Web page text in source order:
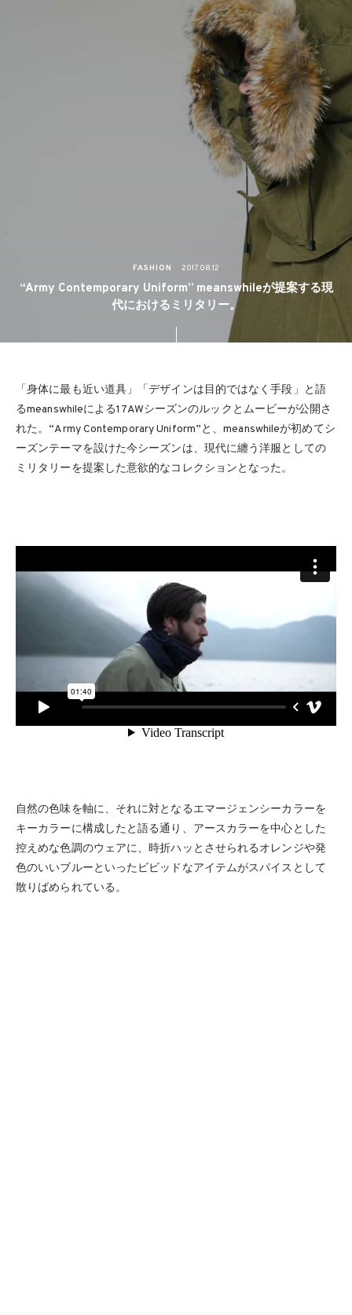
FASHION 2017.08.12
“Army Contemporary Uniform” meanswhileが提案する現
代におけるミリタリー。
「身体に最も近い道具」「デザインは目的ではなく手段」と語
るmeanswhileによる17AWシーズンのルックとムービーが公開さ
れた。“Army Contemporary Uniform”と、meanswhileが初めてシ
ーズンテーマを設けた今シーズンは、現代に纏う洋服としての
ミリタリーを提案した意欲的なコレクションとなった。
自然の色味を軸に、それに対となるエマージェンシーカラーを
キーカラーに構成したと語る通り、アースカラーを中心とした
控えめな色調のウェアに、時折ハッとさせられるオレンジや発
色のいいブルーといったビビッドなアイテムがスパイスとして
散りばめられている。